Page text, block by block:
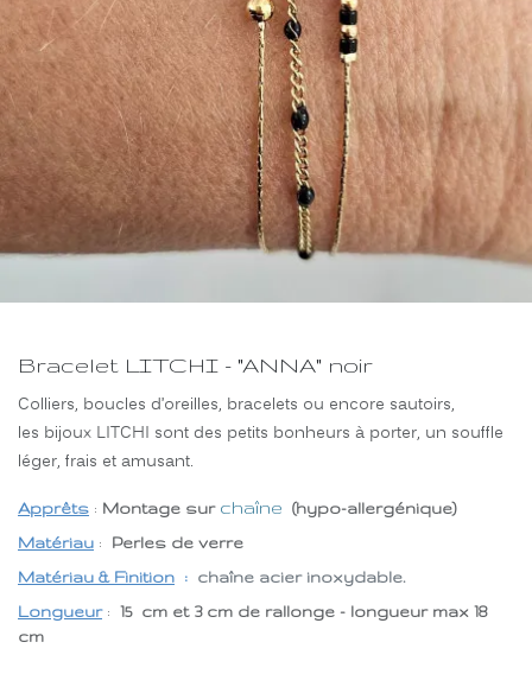
Bracelet LITCHI - "ANNA" noir
Colliers, boucles d’oreilles, bracelets ou encore sautoirs,
les bijoux LITCHI sont des petits bonheurs à porter, un souffle
léger, frais et amusant.
Apprêts : Montage sur chaîne (hypo-allergénique)
Matériau : Perles de verre
Matériau & Finition : chaîne acier inoxydable.
Longueur: 15 cm et 3 cm de rallonge - longueur max 18
cm